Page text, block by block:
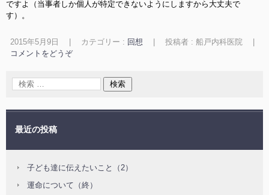
ですよ（当事者しか個人が特定できないようにしますから大丈夫で
す）。
2015年5月9日 カテゴリー : 回想 投稿者 : 船戸内科医院
コメントをどうぞ
最近の投稿
子ども達に伝えたいこと（2）
運命について（終）